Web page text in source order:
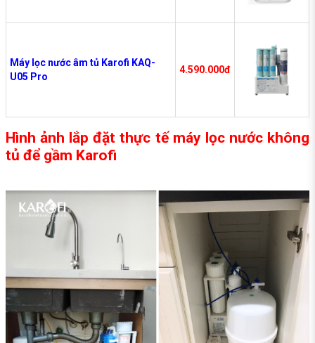
Máy lọc nước âm tủ Karofi KAQ-
U05 Pro
4.590.000đ
Hình ảnh lắp đặt thực tế máy lọc nước không
tủ để gầm Karofi